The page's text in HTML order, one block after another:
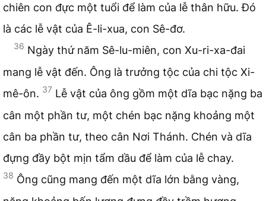
chiên con đực một tuổi để làm của lễ thân hữu. Đó
là các lễ vật của Ê-li-xua, con Sê-đơ.
36 Ngày thứ năm Sê-lu-miên, con Xu-ri-xa-đai
mang lễ vật đến. Ông là trưởng tộc của chi tộc Xi-
mê-ôn. 37 Lễ vật của ông gồm một dĩa bạc nặng ba
cân một phần tư, một chén bạc nặng khoảng một
cân ba phần tư, theo cân Nơi Thánh. Chén và dĩa
đựng đầy bột mịn tẩm dầu để làm của lễ chay.
38 Ông cũng mang đến một dĩa lớn bằng vàng,